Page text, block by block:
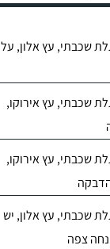
שכבתי, עץ אלון, על
שכבתי, עץ אירוקו,
שכבתי, עץ אירוקו,
שכבתי, עץ אלון, יש
צפה